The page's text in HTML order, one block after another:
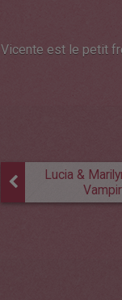
Vicente est le petit
Lucia &